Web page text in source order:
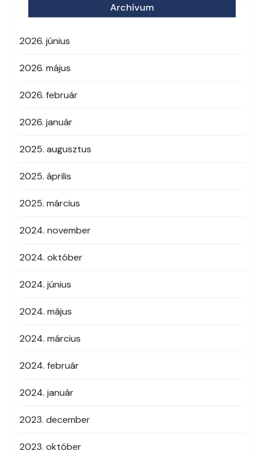
Archívum
2026. június
2026. május
2026. február
2026. január
2025. augusztus
2025. április
2025. március
2024. november
2024. október
2024. június
2024. május
2024. március
2024. február
2024. január
2023. december
2023. október